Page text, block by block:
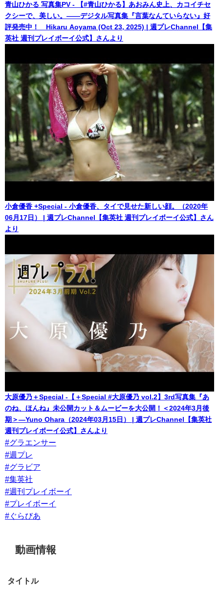
青山ひかる 写真集PV - 【#青山ひかる】あおみん史上、カコイチセ
クシーで、美しい。――デジタル写真集『言葉なんていらない』好
評発売中！ Hikaru Aoyama (Oct 23, 2025) | 週プレChannel【集
英社 週刊プレイボーイ公式】さんより
小倉優香 +Special - 小倉優香、タイで見せた新しい顔。（2020年
06月17日） | 週プレChannel【集英社 週刊プレイボーイ公式】さん
より
大原優乃＋Special -【＋Special #大原優乃 vol.2】3rd写真集『あ
のね、ほんね』未公開カット＆ムービーを大公開！＜2024年3月後
期＞―Yuno Ohara（2024年03月15日） | 週プレChannel【集英社
週刊プレイボーイ公式】さんより
#グラエンサー
#週プレ
#グラビア
#集英社
#週刊プレイボーイ
#プレイボーイ
#ぐらびあ
動画情報
タイトル